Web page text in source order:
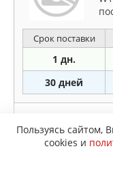
Срок поставки
1 дн.
30 дней
Пользуясь сайтом,
cookies и